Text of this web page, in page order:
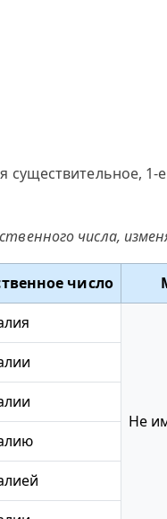
существительное,
числа,
число
Не